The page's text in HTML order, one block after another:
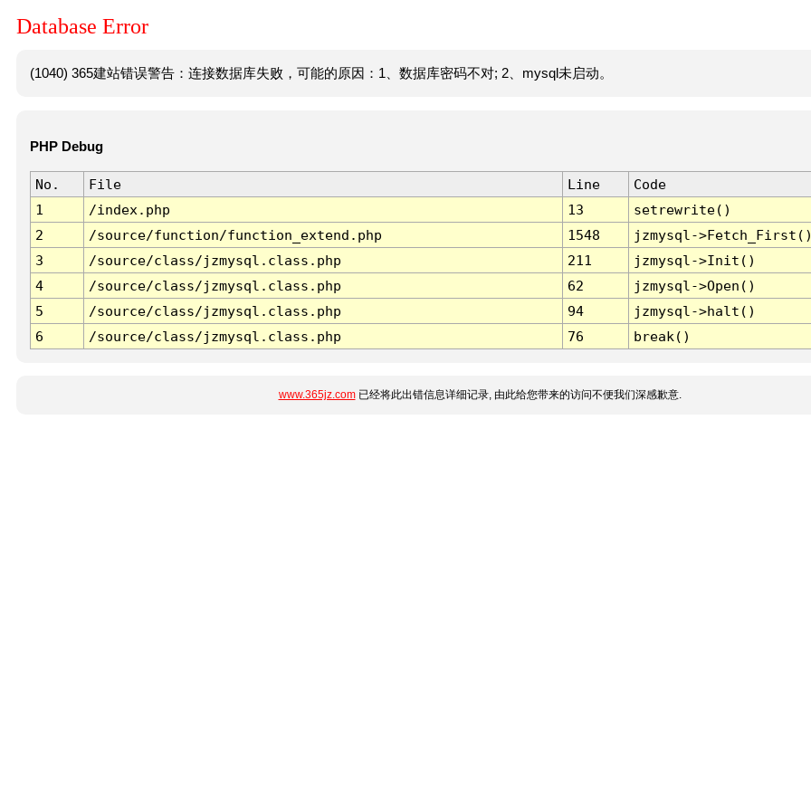
Database Error
(1040) 365建站错误警告：连接数据库失败，可能的原因：1、数据库密码不对; 2、mysql未启动。
PHP Debug
No. File Line
Code
1
/index.php 13
setrewrite()
2
/source/function/function_extend.php 1548
jzmysql-
3
/source/class/jzmysql.class.php 211
jzmysql->Init()
4
/source/class/jzmysql.class.php 62
jzmysql->Open()
5
/source/class/jzmysql.class.php 94
jzmysql->halt()
6
/source/class/jzmysql.class.php 76 break()
www.365jz.com已经将此出错信息详细记录, 由此给您带来的访问不便我们深感歉意.